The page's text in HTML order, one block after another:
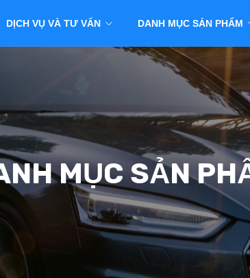
DỊCH VỤ VÀ TƯ VẤN DANH MỤC SẢN PHẨM
MỤC SẢN